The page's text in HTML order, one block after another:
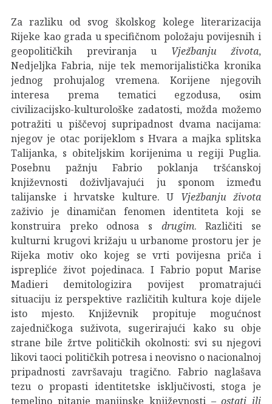
Za razliku od svog školskog kolege literarizacija
Rijeke kao grada u specifičnom položaju povijesnih i
geopolitičkih previranja u Vježbanju života,
Nedjeljka Fabria, nije tek memorijalistička kronika
jednog prohujalog vremena. Korijene njegovih
interesa prema tematici egzodusa, osim
civilizacijsko-kulturološke zadatosti, možda možemo
potražiti u piščevoj supripadnost dvama nacijama:
njegov je otac porijeklom s Hvara a majka splitska
Talijanka, s obiteljskim korijenima u regiji Puglia.
Posebnu pažnju Fabrio poklanja tršćanskoj
književnosti doživljavajući ju sponom između
talijanske i hrvatske kulture. U Vježbanju života
zaživio je dinamičan fenomen identiteta koji se
konstruira preko odnosa s drugim. Različiti se
kulturni krugovi križaju u urbanome prostoru jer je
Rijeka motiv oko kojeg se vrti povijesna priča i
isprepliće život pojedinaca. I Fabrio poput Marise
Madieri demitologizira povijest promatrajući
situaciju iz perspektive različitih kultura koje dijele
isto mjesto. Književnik propituje mogućnost
zajedničkoga suživota, sugerirajući kako su obje
strane bile žrtve političkih okolnosti: svi su njegovi
likovi taoci političkih potresa i neovisno o nacionalnoj
pripadnosti završavaju tragično. Fabrio naglašava
tezu o propasti identitetske isključivosti, stoga je
temeljno pitanje manjinske književnosti –ostati ili